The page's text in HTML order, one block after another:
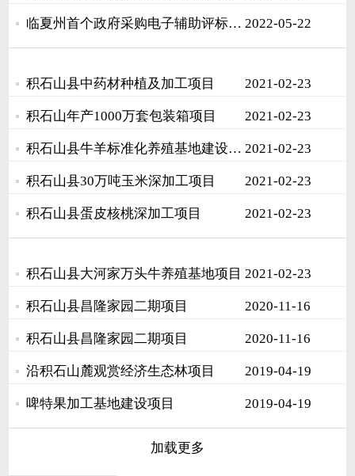
临夏州首个政府采购电子辅助评标项目顺利完成 2022-05-22
积石山县中药材种植及加工项目 2021-02-23
积石山年产1000万套包装箱项目 2021-02-23
积石山县牛羊标准化养殖基地建设项目 2021-02-23
积石山县30万吨玉米深加工项目 2021-02-23
积石山县蛋皮核桃深加工项目 2021-02-23
积石山县大河家万头牛养殖基地项目 2021-02-23
积石山县昌隆家园二期项目 2020-11-16
积石山县昌隆家园二期项目 2020-11-16
沿积石山麓观赏经济生态林项目 2019-04-19
啤特果加工基地建设项目 2019-04-19
加载更多